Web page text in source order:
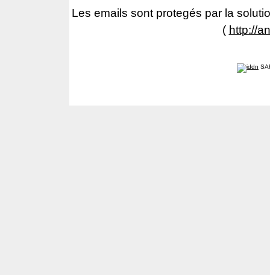
Les emails sont protegés par la
( http://